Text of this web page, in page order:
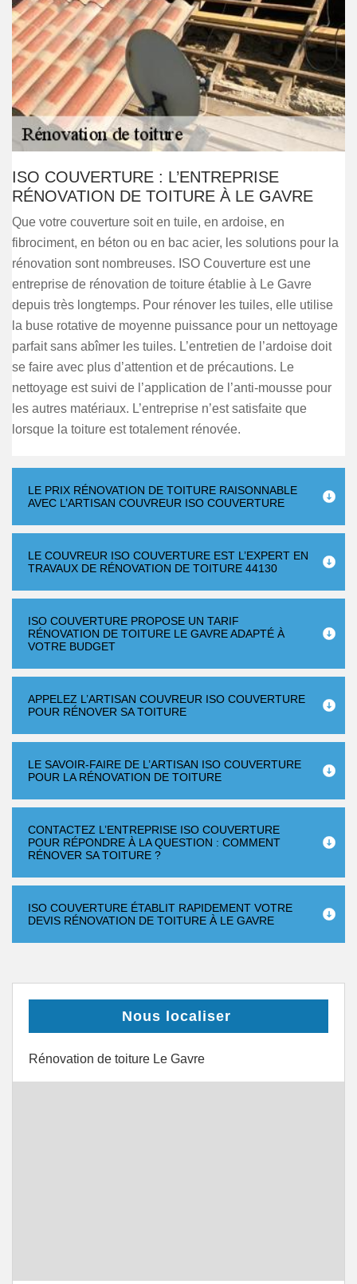
ISO COUVERTURE : L’ENTREPRISE
RÉNOVATION DE TOITURE À LE GAVRE
Que votre couverture soit en tuile, en ardoise, en
fibrociment, en béton ou en bac acier, les solutions pour la
rénovation sont nombreuses. ISO Couverture est une
entreprise de rénovation de toiture établie à Le Gavre
depuis très longtemps. Pour rénover les tuiles, elle utilise
la buse rotative de moyenne puissance pour un nettoyage
parfait sans abîmer les tuiles. L’entretien de l’ardoise doit
se faire avec plus d’attention et de précautions. Le
nettoyage est suivi de l’application de l’anti-mousse pour
les autres matériaux. L’entreprise n’est satisfaite que
lorsque la toiture est totalement rénovée.
LE PRIX RÉNOVATION DE TOITURE RAISONNABLE
AVEC L’ARTISAN COUVREUR ISO COUVERTURE
LE COUVREUR ISO COUVERTURE EST L’EXPERT EN
TRAVAUX DE RÉNOVATION DE TOITURE 44130
ISO COUVERTURE PROPOSE UN TARIF
RÉNOVATION DE TOITURE LE GAVRE ADAPTÉ À
VOTRE BUDGET
APPELEZ L’ARTISAN COUVREUR ISO COUVERTURE
POUR RÉNOVER SA TOITURE
LE SAVOIR-FAIRE DE L’ARTISAN ISO COUVERTURE
POUR LA RÉNOVATION DE TOITURE
CONTACTEZ L’ENTREPRISE ISO COUVERTURE
POUR RÉPONDRE À LA QUESTION : COMMENT
RÉNOVER SA TOITURE ?
ISO COUVERTURE ÉTABLIT RAPIDEMENT VOTRE
DEVIS RÉNOVATION DE TOITURE À LE GAVRE
Nous localiser
Rénovation de toiture Le Gavre